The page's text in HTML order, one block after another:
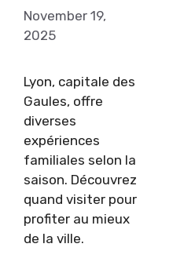
November 19,
2025
Lyon, capitale des
Gaules, offre
diverses
expériences
familiales selon la
saison. Découvrez
quand visiter pour
profiter au mieux
de la ville.